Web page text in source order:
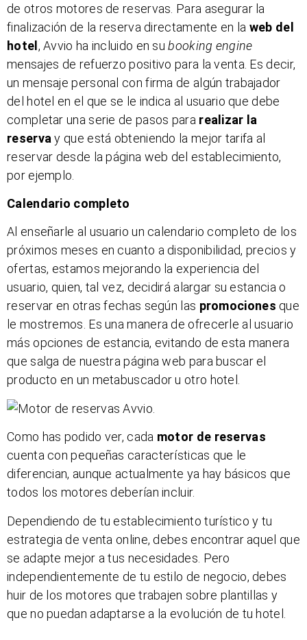
de otros motores de reservas. Para asegurar la
finalización de la reserva directamente en la web del
hotel, Avvio ha incluido en subooking engine
mensajes de refuerzo positivo para la venta. Es decir,
un mensaje personal con firma de algún trabajador
del hotel en el que se le indica al usuario que debe
completar una serie de pasos para realizar la
reserva y que está obteniendo la mejor tarifa al
reservar desde la página web del establecimiento,
por ejemplo.
Calendario completo
Al enseñarle al usuario un calendario completo de los
próximos meses en cuanto a disponibilidad, precios y
ofertas, estamos mejorando la experiencia del
usuario, quien, tal vez, decidirá alargar su estancia o
reservar en otras fechas según las promociones que
le mostremos. Es una manera de ofrecerle al usuario
más opciones de estancia, evitando de esta manera
que salga de nuestra página web para buscar el
producto en un metabuscador u otro hotel.
Como has podido ver, cada motor de reservas
cuenta con pequeñas características que le
diferencian, aunque actualmente ya hay básicos que
todos los motores deberían incluir.
Dependiendo de tu establecimiento turístico y tu
estrategia de venta online, debes encontrar aquel que
se adapte mejor a tus necesidades. Pero
independientemente de tu estilo de negocio, debes
huir de los motores que trabajen sobre plantillas y
que no puedan adaptarse a la evolución de tu hotel.